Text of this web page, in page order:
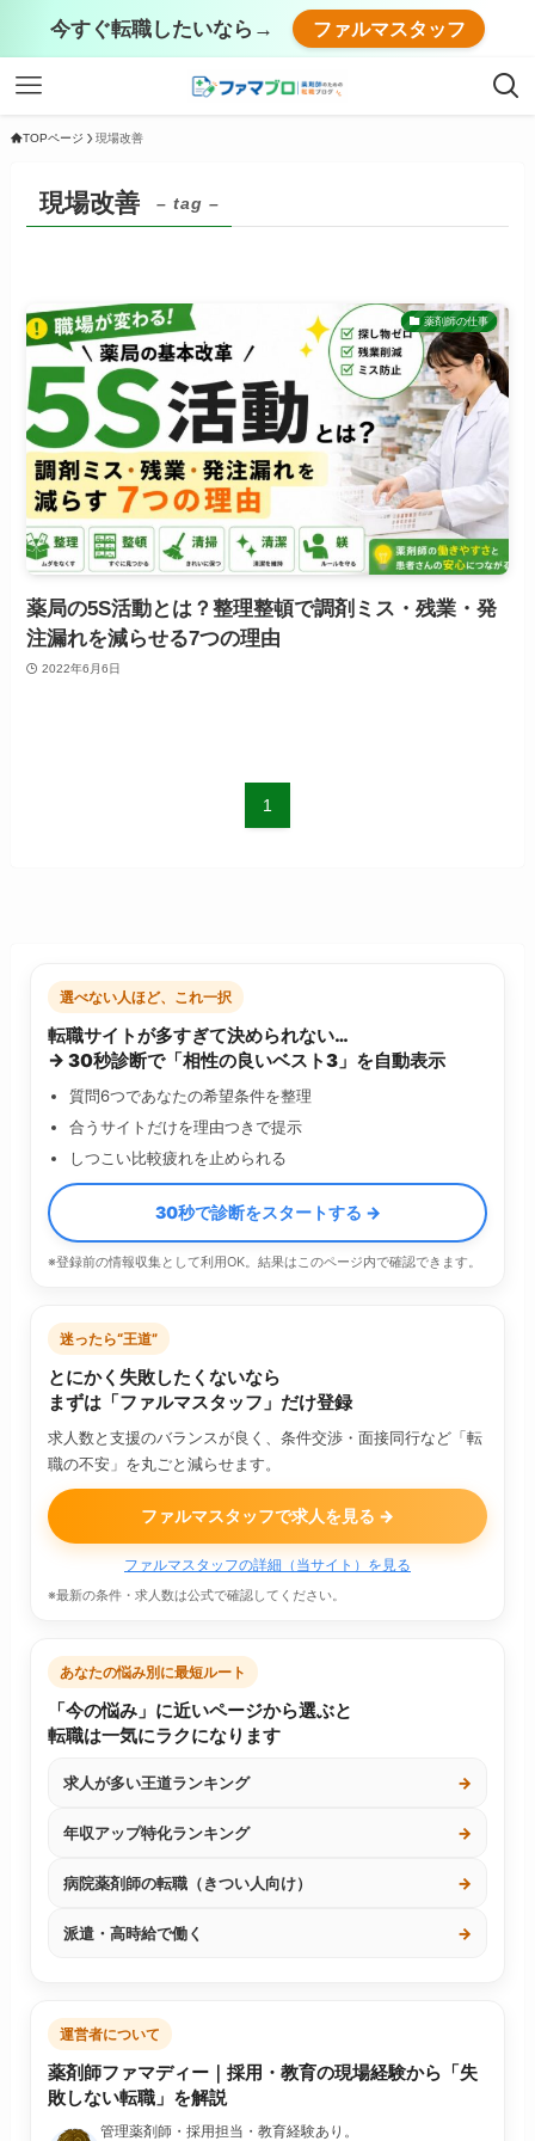
今すぐ転職したいなら→ ファルマスタッフ
TOPページ 現場改善
現場改善 – tag –
薬剤師の仕事
薬局の5S活動とは？整理整頓で調剤ミス・残業・発
注漏れを減らせる7つの理由
2022年6月6日
1
選べない人ほど、これ一択
転職サイトが多すぎて決められない…
→ 30秒診断で「相性の良いベスト3」を自動表示
質問6つであなたの希望条件を整理
合うサイトだけを理由つきで提示
しつこい比較疲れを止められる
30秒で診断をスタートする →
※登録前の情報収集として利用OK。結果はこのページ内で確認できます。
迷ったら“王道”
とにかく失敗したくないなら
まずは「ファルマスタッフ」だけ登録
求人数と支援のバランスが良く、条件交渉・面接同行など「転
職の不安」を丸ごと減らせます。
ファルマスタッフで求人を見る →
ファルマスタッフの詳細（当サイト）を見る
※最新の条件・求人数は公式で確認してください。
あなたの悩み別に最短ルート
「今の悩み」に近いページから選ぶと
転職は一気にラクになります
求人が多い王道ランキング →
年収アップ特化ランキング →
病院薬剤師の転職（きつい人向け） →
派遣・高時給で働く →
運営者について
薬剤師ファマディー｜採用・教育の現場経験から「失
敗しない転職」を解説
管理薬剤師・採用担当・教育経験あり。